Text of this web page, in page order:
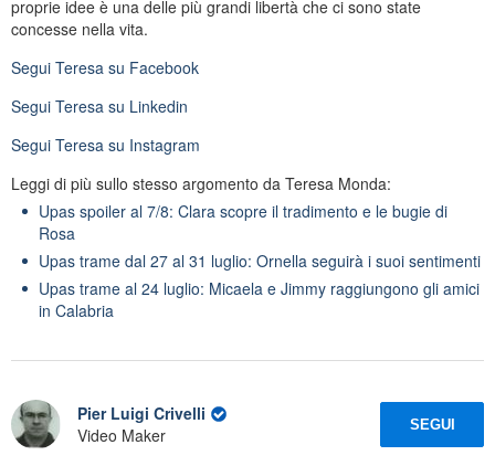
proprie idee è una delle più grandi libertà che ci sono state
concesse nella vita.
Segui Teresa su Facebook
Segui Teresa su Linkedin
Segui Teresa su Instagram
Leggi di più sullo stesso argomento da Teresa Monda:
Upas spoiler al 7/8: Clara scopre il tradimento e le bugie di
Rosa
Upas trame dal 27 al 31 luglio: Ornella seguirà i suoi sentimenti
Upas trame al 24 luglio: Micaela e Jimmy raggiungono gli amici
in Calabria
Pier Luigi Crivelli
Video Maker
SEGUI